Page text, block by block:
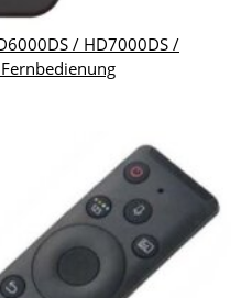
/ HD7000DS /